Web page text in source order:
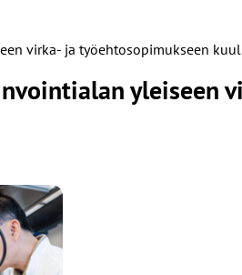
virka- ja työehtosopimukseen
yleiseen